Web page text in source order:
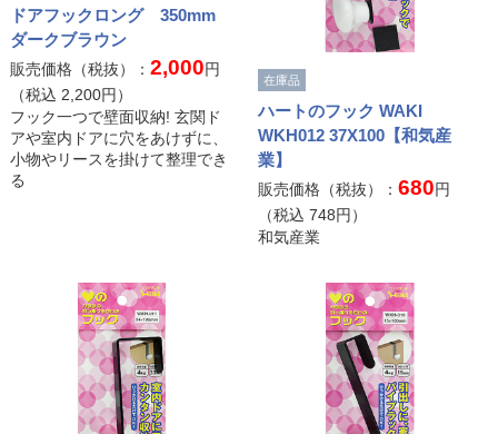
ドアフックロング 350mm
ダークブラウン
販売価格（税抜）： 2,000円
（税込 2,200円）
フック一つで壁面収納! 玄関ド
アや室内ドアに穴をあけずに、
小物やリースを掛けて整理でき
る
在庫品
ハートのフック WAKI
WKH012 37X100【和気産
業】
販売価格（税抜）：680円
（税込748円）
和気産業